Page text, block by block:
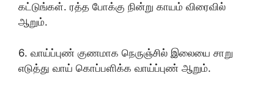
கட்டுங்கள். ரத்த போக்கு நின்று காயம் விரைவில்
ஆறும்.
6. வாய்ப்புண் குணமாக நெருஞ்சில் இலையை சாறு
எடுத்து வாய் கொப்பளிக்க வாய்ப்புண் ஆறும்.